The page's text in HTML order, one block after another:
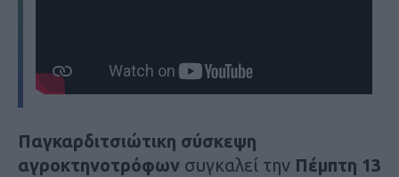
Παγκαρδιτσιώτικη σύσκεψη
αγροκτηνοτρόφων συγκαλεί την Πέμπτη 13